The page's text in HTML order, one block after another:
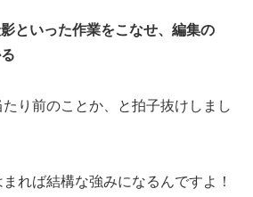
といった作業をこなせ、編集の
り前のことか、と拍子抜けしまし
れば結構な強みになるんですよ！